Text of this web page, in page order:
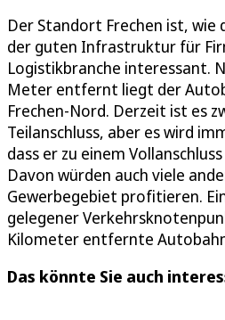
Der Standort Frechen ist, wie
der guten Infrastruktur für
Logistikbranche interessant.
Meter entfernt liegt der
Frechen-Nord. Derzeit ist es
Teilanschluss, aber es wird
dass er zu einem
Davon würden auch viele
Gewerbegebiet profitieren.
gelegener
Kilometer entfernte
Das könnte Sie auch